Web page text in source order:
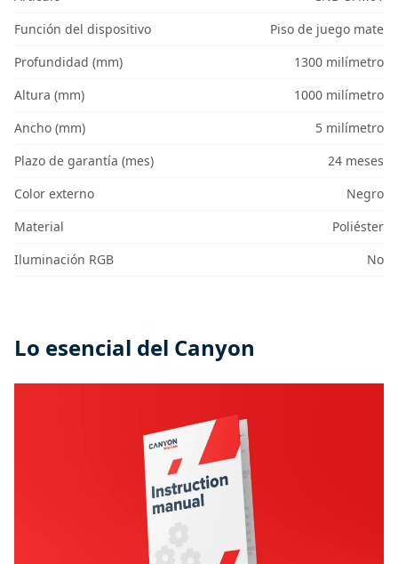
Función del dispositivo
Piso de juego mate
Profundidad (mm)
1300 milímetro
Altura (mm)
1000 milímetro
Ancho (mm)
5 milímetro
Plazo de garantía (mes)
24 meses
Color externo
Negro
Material
Poliéster
Iluminación RGB
No
Lo esencial del Canyon